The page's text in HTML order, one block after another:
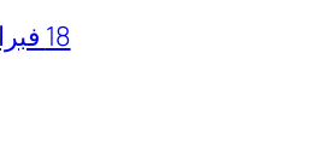
18 فبراير، 2026